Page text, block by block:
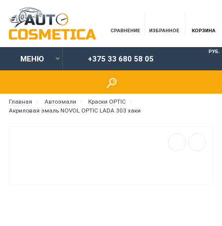
СРАВНЕНИЕ ИЗБРАННОЕ КОРЗИНА
МЕНЮ +375 33 680 58 05
РУБ.
Главная Автоэмали
Краски OPTIC
Акриловая эмаль NOVOL OPTIC LADA 303 хаки